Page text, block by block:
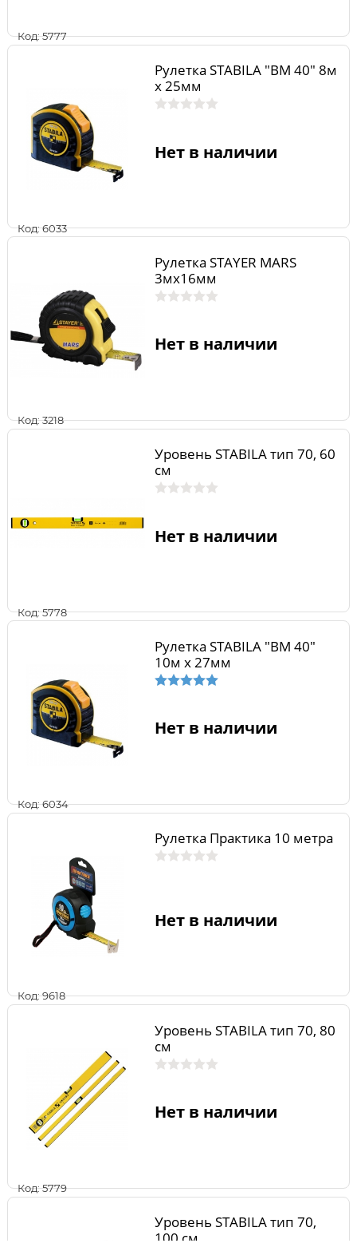
Код: 5777
Код: 6033
Рулетка STABILA "BM 40" 8м
x 25мм
Нет в наличии
Код: 3218
Рулетка STAYER MARS
3мх16мм
Нет в наличии
Код: 5778
Уровень STABILA тип 70, 60
см
Нет в наличии
Код: 6034
Рулетка STABILA "BM 40"
10м x 27мм
Нет в наличии
Код: 9618
Рулетка Практика 10 метра
Нет в наличии
Код: 5779
Уровень STABILA тип 70, 80
см
Нет в наличии
Уровень STABILA тип 70,
100 см